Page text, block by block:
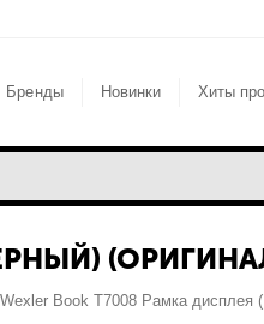
Бренды Новинки Хиты